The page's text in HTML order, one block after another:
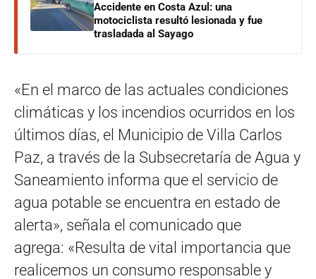
Accidente en Costa Azul: una
motociclista resultó lesionada y fue
trasladada al Sayago
«En el marco de las actuales condiciones
climáticas y los incendios ocurridos en los
últimos días, el Municipio de Villa Carlos
Paz, a través de la Subsecretaría de Agua y
Saneamiento informa que el servicio de
agua potable se encuentra en estado de
alerta», señala el comunicado que
agrega: «Resulta de vital importancia que
realicemos un consumo responsable y